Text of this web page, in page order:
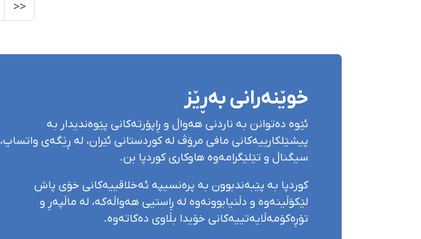
<<
خوێنەرانی بەڕێز
ئێوە دەتوانن بە ناردنی هەواڵ و ڕاپۆرتەکانی پێوەندیدار بە
پیشێلکارییەکانی مافی مرۆڤ لە کوردستانی ئێران، لە ڕێگەی واتساپ،
سیگناڵ و تێلێگرامەوە هاوکاری کوردپا بن.
کوردپا بە پێبەندبوون بە پرەنسیپە ئەخلاقییەکانی خۆی پاش
لێکۆڵینەوە و دڵنیابوونەوە لە ڕاستیی هەواڵەکە، لە ماڵپەڕ و
تۆڕەکۆمەڵایەتییەکانی خۆیدا بڵاوی دەکاتەوە.